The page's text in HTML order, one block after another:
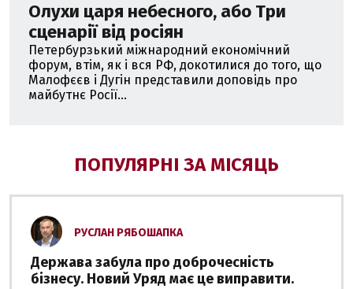
Олухи царя небесного, або Три
сценарії від росіян
Петербурзький міжнародний економічний
форум, втім, як і вся РФ, докотилися до того, що
Малофєєв і Дугін представили доповідь про
майбутнє Росії...
ПОПУЛЯРНІ ЗА МІСЯЦЬ
РУСЛАН РЯБОШАПКА
Держава забула про доброчесність
бізнесу. Новий Уряд має це виправити.